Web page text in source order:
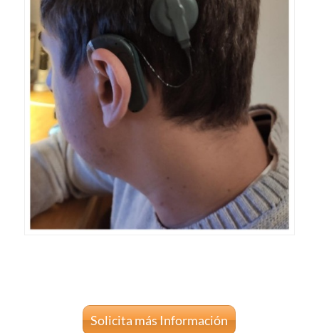
Solicita más Información